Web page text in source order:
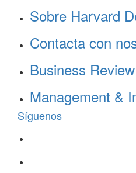
Sobre Harvard
Contacta con
Business
Management &
Síguenos